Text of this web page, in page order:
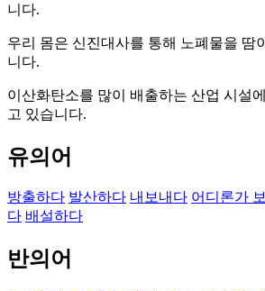
니다.
우리 몸은 신진대사를 통해 노폐물을 땀
니다.
이산화탄소를 많이 배출하는 산업 시설
고 있습니다.
유의어
방출하다 발산하다 내보내다 어디론가
다 배설하다
반의어